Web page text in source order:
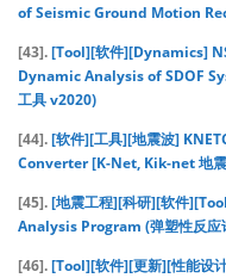
of Seismic Ground Motion
[43].[Tool][软件][Dynamics]
Dynamic Analysis of SDOF
工具 v2020)
[44].[软件][工具][地震波]
Converter [K-Net, Kik-net 地
[45].[地震工程][科研][软件
Analysis Program (弹塑性反应
[46].[Tool][软件][更新][性能设